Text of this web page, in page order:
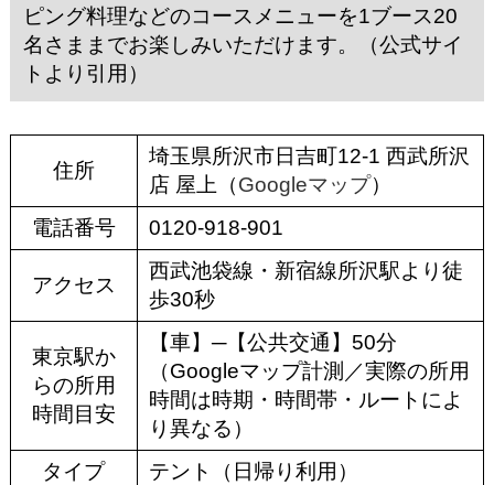
ピング料理などのコースメニューを1ブース20
名さままでお楽しみいただけます。（公式サイ
トより引用）
住所
埼玉県所沢市日吉町12-1 西武所沢
店 屋上（Googleマップ）
電話番号
0120-918-901
アクセス
西武池袋線・新宿線所沢駅より徒
歩30秒
東京駅か
らの所用
時間目安
【車】─【公共交通】50分
（Googleマップ計測／実際の所用
時間は時期・時間帯・ルートによ
り異なる）
タイプ
テント（日帰り利用）